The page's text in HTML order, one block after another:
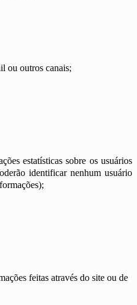
ou outros canais;
estatísticas sobre os usuários
identificar nenhum usuário
feitas através do site ou de